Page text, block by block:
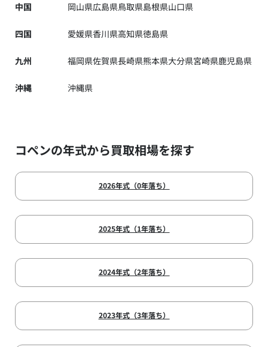
中国 岡山県広島県鳥取県島根県山口県
四国 愛媛県香川県高知県徳島県
九州 福岡県佐賀県長崎県熊本県大分県宮崎県鹿児島県
沖縄 沖縄県
コペンの年式から買取相場を探す
2026年式（0年落ち）
2025年式（1年落ち）
2024年式（2年落ち）
2023年式（3年落ち）